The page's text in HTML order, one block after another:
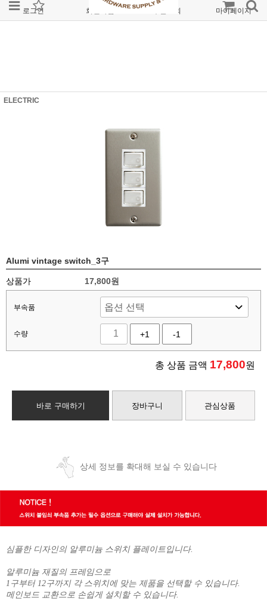
로그인 회원가입 주문조회 마이페이지
ELECTRIC
Alumi vintage switch_3구
상품가 17,800원
부속품
수량 +1 -1
총 상품 금액 17,800원
바로 구매하기 장바구니 관심상품
상세 정보를 확대해 보실 수 있습니다
심플한 디자인의 알루미늄 스위치 플레이트입니다.
알루미늄 재질의 프레임으로
1구부터 12구까지 각 스위치에 맞는 제품을 선택할 수 있습니다.
메인보드 교환으로 손쉽게 설치할 수 있습니다.